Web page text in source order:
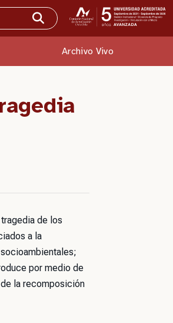
Archivo Vivo
de los
a la
por medio de
la recomposición